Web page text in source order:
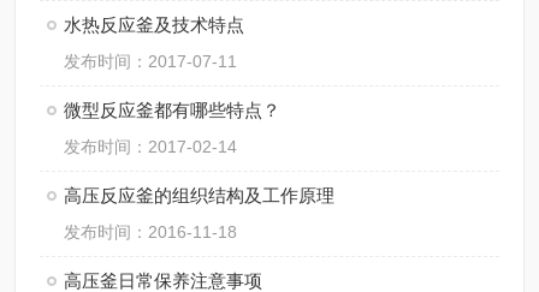
水热反应釜及技术特点
发布时间：2017-07-11
微型反应釜都有哪些特点？
发布时间：2017-02-14
高压反应釜的组织结构及工作原理
发布时间：2016-11-18
高压釜日常保养注意事项